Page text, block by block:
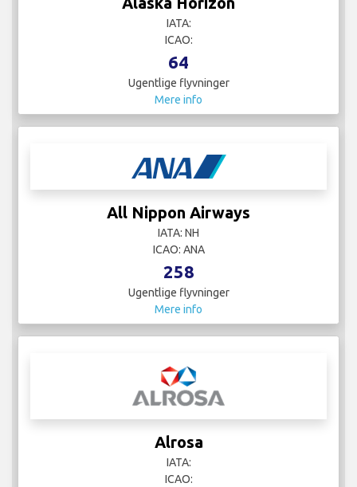
IATA:
ICAO:
64
Ugentlige flyvninger
Mere info
All Nippon Airways
IATA: NH
ICAO: ANA
258
Ugentlige flyvninger
Mere info
Alrosa
IATA:
ICAO: